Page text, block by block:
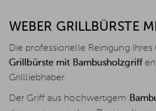
WEBER GRILLBÜRSTE
Die professionelle Reinigung
Grillbürste mit Bambusholzgriff
Grillliebhaber.
Der Griff aus hochwertigem